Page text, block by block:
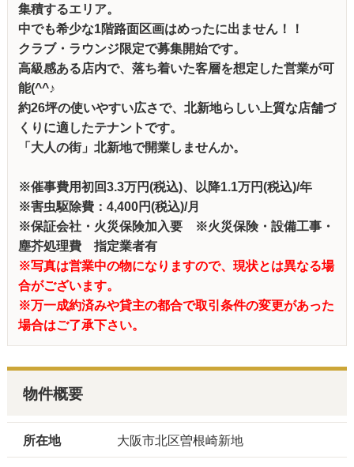
集積するエリア。
中でも希少な1階路面区画はめったに出ません！！
クラブ・ラウンジ限定で募集開始です。
高級感ある店内で、落ち着いた客層を想定した営業が可
能(^^♪
約26坪の使いやすい広さで、北新地らしい上質な店舗づ
くりに適したテナントです。
「大人の街」北新地で開業しませんか。
※催事費用初回3.3万円(税込)、以降1.1万円(税込)/年
※害虫駆除費：4,400円(税込)/月
※保証会社・火災保険加入要
※火災保険・設備工事・
塵芥処理費 指定業者有
※写真は営業中の物になりますので、現状とは異なる場
合がございます。
※万一成約済みや貸主の都合で取引条件の変更があった
場合はご了承下さい。
物件概要
所在地 大阪市北区曽根崎新地